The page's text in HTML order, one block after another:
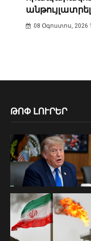
08 Օգոստոս, 2026
ԹՈՓ ԼՈՒՐԵՐ